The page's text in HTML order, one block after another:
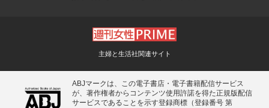
主婦と生活社関連サイト
ABJマークは、この電子書店・電子書籍配信サービス
が、著作権者からコンテンツ使用許諾を得た正規版配信
サービスであることを示す登録商標（登録番号 第